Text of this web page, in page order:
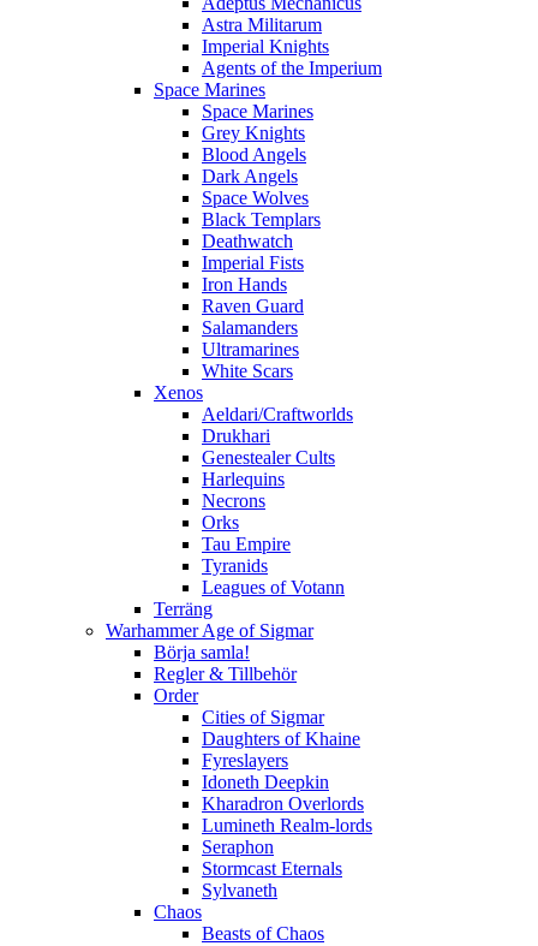
Astra Militarum
Imperial Knights
Agents of the Imperium
Space Marines
Space Marines
Grey Knights
Blood Angels
Dark Angels
Space Wolves
Black Templars
Deathwatch
Imperial Fists
Iron Hands
Raven Guard
Salamanders
Ultramarines
White Scars
Xenos
Aeldari/Craftworlds
Drukhari
Genestealer Cults
Harlequins
Necrons
Orks
Tau Empire
Tyranids
Leagues of Votann
Terräng
Warhammer Age of Sigmar
Börja samla!
Regler & Tillbehör
Order
Cities of Sigmar
Daughters of Khaine
Fyreslayers
Idoneth Deepkin
Kharadron Overlords
Lumineth Realm-lords
Seraphon
Stormcast Eternals
Sylvaneth
Chaos
Beasts of Chaos